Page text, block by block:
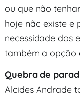
ou que não
hoje não existe e
necessidade dos
também a opção
Quebra de
Alcides Andrade